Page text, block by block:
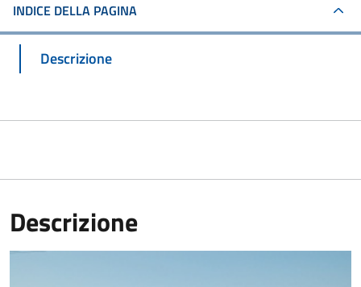
INDICE DELLA PAGINA
Descrizione
Descrizione